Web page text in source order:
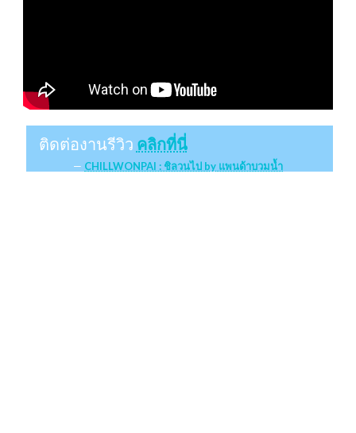
ติดต่องานรีวิว คลิกที่นี่
CHILLWONPAI : ชิลวนไป by แพนด้าบวมน้ำ